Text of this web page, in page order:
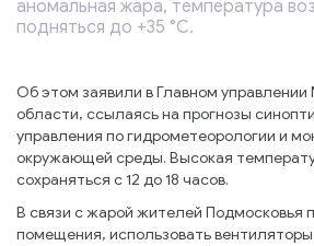
аномальная жара, температура
подняться до +35 °C.
Об этом заявили в Главном
области, ссылаясь на прогнозы
управления по гидрометеорологии и
окружающей среды. Высокая
сохраняться с 12 до 18 часов.
В связи с жарой жителей Подмосковья
помещения, использовать